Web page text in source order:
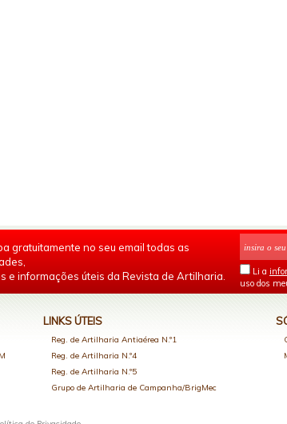
gratuitamente no seu email todas as
e informações úteis da Revista de Artilharia.
Li a
uso dos
LINKS ÚTEIS
Reg. de Artilharia Antiaérea N.º1
Reg. de Artilharia N.º4
Reg. de Artilharia N.º5
Grupo de Artilharia de Campanha/BrigMec